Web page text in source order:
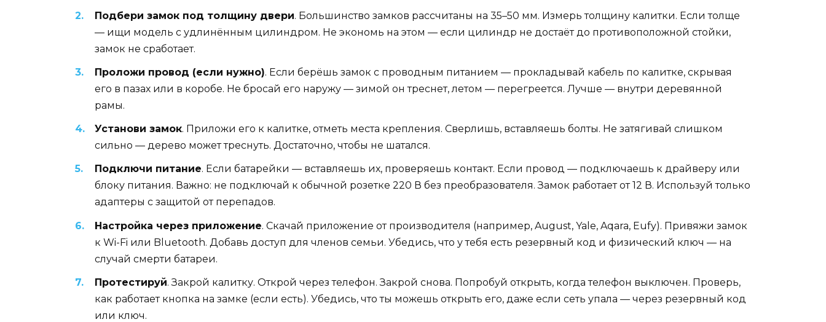
Подбери замок под толщину двери. Большинство замков рассчитаны на 35–50 мм. Измерь толщину калитки. Если толще
— ищи модель с удлинённым цилиндром. Не экономь на этом — если цилиндр не достаёт до противоположной стойки,
замок не сработает.
Проложи провод (если нужно). Если берёшь замок с проводным питанием — прокладывай кабель по калитке, скрывая
его в пазах или в коробе. Не бросай его наружу — зимой он треснет, летом — перегреется. Лучше — внутри деревянной
рамы.
Установи замок. Приложи его к калитке, отметь места крепления. Сверлишь, вставляешь болты. Не затягивай слишком
сильно — дерево может треснуть. Достаточно, чтобы не шатался.
Подключи питание. Если батарейки — вставляешь их, проверяешь контакт. Если провод — подключаешь к драйверу или
блоку питания. Важно: не подключай к обычной розетке 220 В без преобразователя. Замок работает от 12 В. Используй только
адаптеры с защитой от перепадов.
Настройка через приложение. Скачай приложение от производителя (например, August, Yale, Aqara, Eufy). Привяжи замок
к Wi-Fi или Bluetooth. Добавь доступ для членов семьи. Убедись, что у тебя есть резервный код и физический ключ — на
случай смерти батареи.
Протестируй. Закрой калитку. Открой через телефон. Закрой снова. Попробуй открыть, когда телефон выключен. Проверь,
как работает кнопка на замке (если есть). Убедись, что ты можешь открыть его, даже если сеть упала — через резервный код
или ключ.